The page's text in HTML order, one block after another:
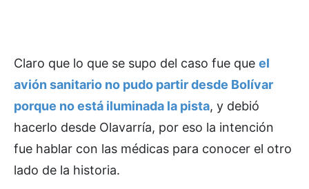
Claro que lo que se supo del caso fue que el
avión sanitario no pudo partir desde Bolívar
porque no está iluminada la pista, y debió
hacerlo desde Olavarría, por eso la intención
fue hablar con las médicas para conocer el otro
lado de la historia.